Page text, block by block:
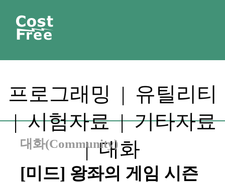
프로그래밍 | 유틸리티
|시험자료|기타자료
|대화
대화(Community)
[미드] 왕좌의 게임 시즌